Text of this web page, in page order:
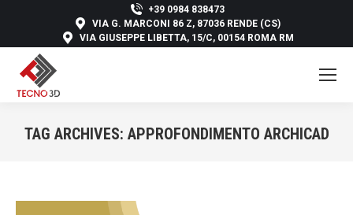
+39 0984 838473
VIA G. MARCONI 86 Z, 87036 RENDE (CS)
VIA GIUSEPPE LIBETTA, 15/C, 00154 ROMA RM
TAG ARCHIVES: APPROFONDIMENTO ARCHICAD